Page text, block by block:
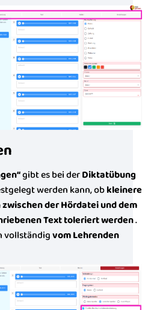
gibt es bei derDiktatübung
werden kann, obkleinere
der Hördatei und dem
Text toleriert werden.
vollständigvom Lehrenden